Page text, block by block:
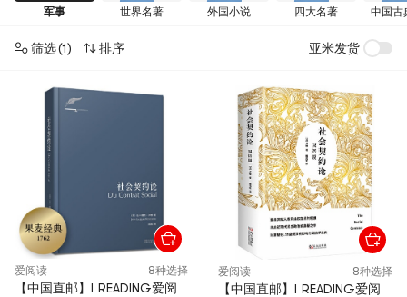
军事 世界名著 外国小说 四大名著 中国古
筛选(1) 排序 亚米发货
爱阅读 8种选择
【中国直邮】I READING爱阅
爱阅读 8种选择
【中国直邮】I READING爱阅